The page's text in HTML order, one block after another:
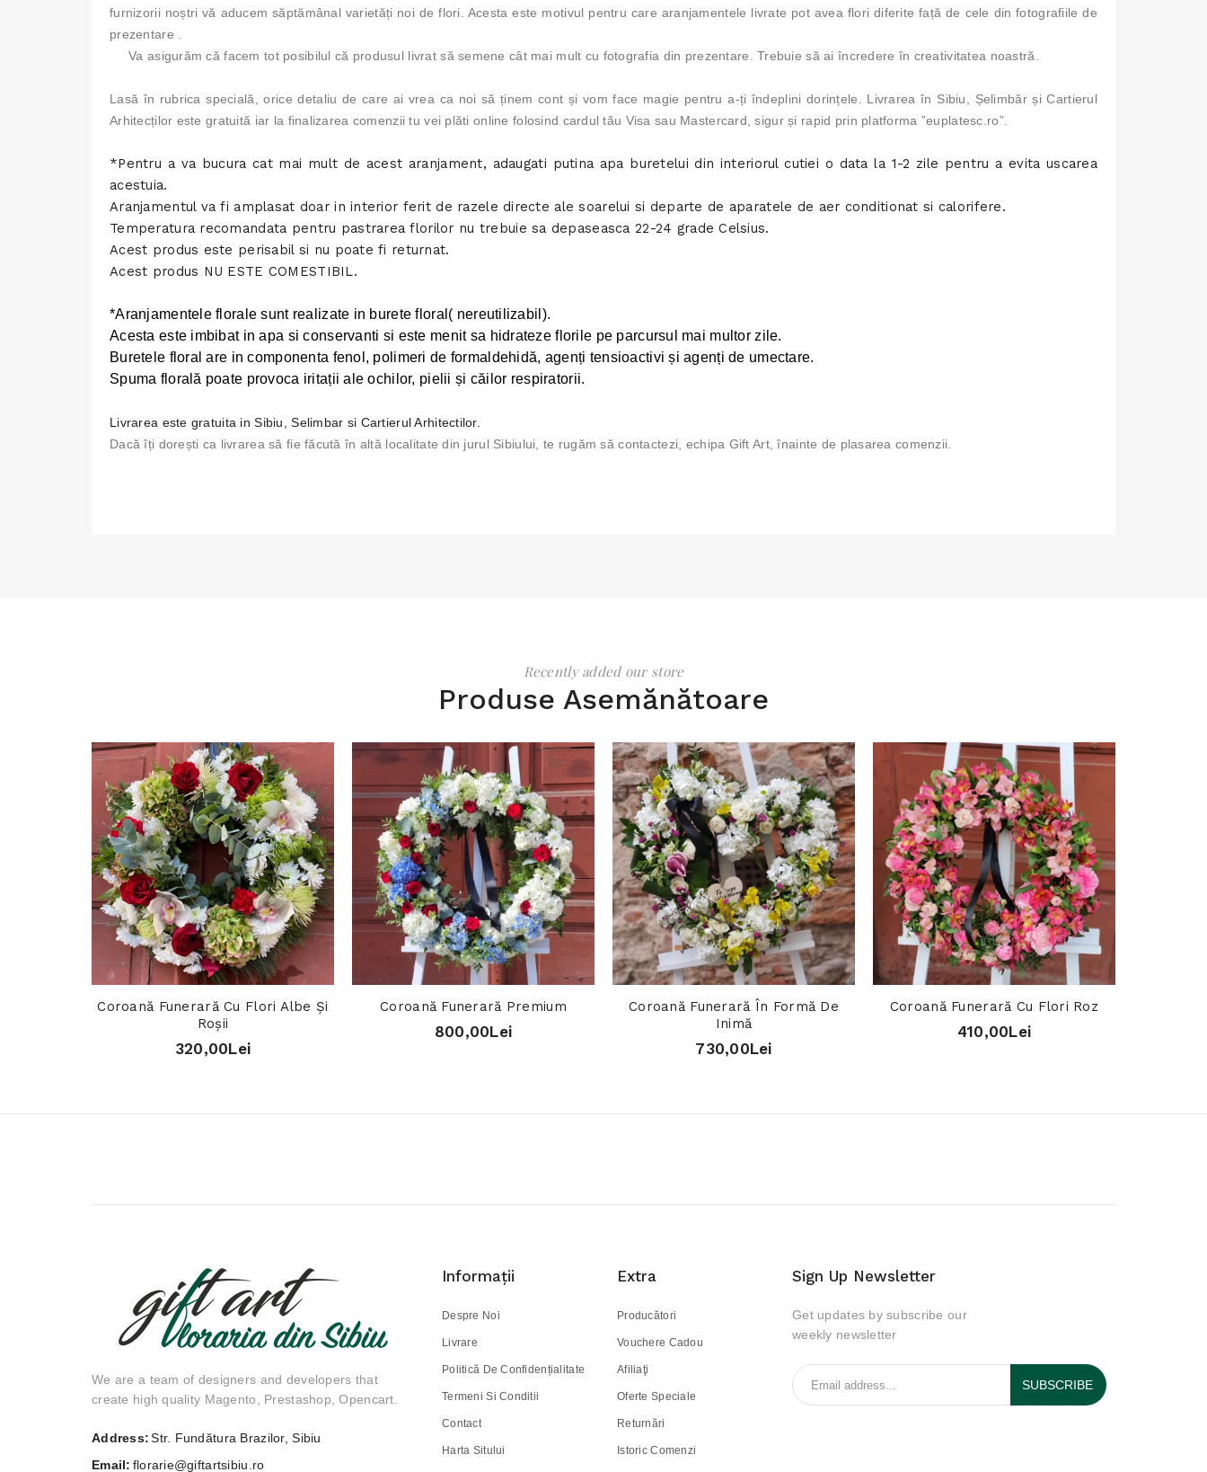
furnizorii noștri vă aducem săptămânal varietăți noi de flori. Acesta este motivul pentru care aranjamentele livrate pot avea flori diferite față de cele din fotografiile de
prezentare .
Va asigurăm că facem tot posibilul că produsul livrat să semene cât mai mult cu fotografia din prezentare. Trebuie să ai încredere în creativitatea noastră.
Lasă în rubrica specială, orice detaliu de care ai vrea ca noi să ținem cont și vom face magie pentru a-ți îndeplini dorințele. Livrarea în Sibiu, Șelimbăr și Cartierul
Arhitecților este gratuită iar la finalizarea comenzii tu vei plăti online folosind cardul tău Visa sau Mastercard, sigur și rapid prin platforma ”euplatesc.ro”.
*Pentru a va bucura cat mai mult de acest aranjament, adaugati putina apa buretelui din interiorul cutiei o data la 1-2 zile pentru a evita uscarea
acestuia.
Aranjamentul va fi amplasat doar in interior ferit de razele directe ale soarelui si departe de aparatele de aer conditionat si calorifere.
Temperatura recomandata pentru pastrarea florilor nu trebuie sa depaseasca 22-24 grade Celsius.
Acest produs este perisabil si nu poate fi returnat.
Acest produs NU ESTE COMESTIBIL.
*Aranjamentele florale sunt realizate in burete floral( nereutilizabil).
Acesta este imbibat in apa si conservanti si este menit sa hidrateze florile pe parcursul mai multor zile.
Buretele floral are in componenta fenol, polimeri de formaldehidă, agenți tensioactivi și agenți de umectare.
Spuma florală poate provoca iritații ale ochilor, pielii și căilor respiratorii.
Livrarea este gratuita in Sibiu, Selimbar si Cartierul Arhitectilor.
Dacă îți dorești ca livrarea să fie făcută în altă localitate din jurul Sibiului, te rugăm să contactezi, echipa Gift Art, înainte de plasarea comenzii.
Recently added our store
Produse Asemănătoare
Coroană Funerară Cu Flori Albe Și
Roșii
320,00Lei
Coroană Funerară Premium
800,00Lei
Coroană Funerară În Formă De
Inimă
730,00Lei
Coroană Funerară Cu Flori Roz
410,00Lei
We are a team of designers and developers that
create high quality Magento, Prestashop, Opencart.
Address: Str. Fundătura Brazilor, Sibiu
Email: florarie@giftartsibiu.ro
Informaţii
Despre Noi
Livrare
Politică De Confidențialitate
Termeni Si Conditii
Contact
Harta Sitului
Extra
Producători
Vouchere Cadou
Afiliaţi
Oferte Speciale
Returnări
Istoric Comenzi
Sign Up Newsletter
Get updates by subscribe our
weekly newsletter
SUBSCRIBE